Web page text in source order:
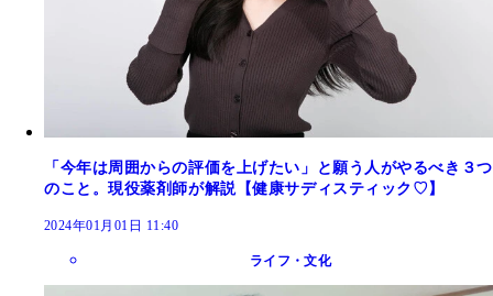
「今年は周囲からの評価を上げたい」と願う人がやるべき３つ
のこと。現役薬剤師が解説【健康サディスティック♡】
2024年01月01日 11:40
ライフ・文化